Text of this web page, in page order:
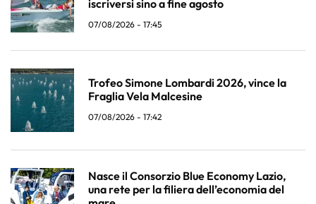
iscriversi sino a fine agosto
07/08/2026 - 17:45
Trofeo Simone Lombardi 2026, vince la
Fraglia Vela Malcesine
07/08/2026 - 17:42
Nasce il Consorzio Blue Economy Lazio,
una rete per la filiera dell’economia del